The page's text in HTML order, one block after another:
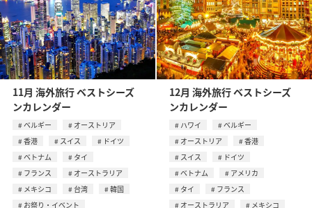
11月 海外旅行 ベストシーズ
ンカレンダー
ベルギー
オーストリア
香港
スイス
ドイツ
ベトナム
タイ
フランス
オーストラリア
メキシコ
台湾
韓国
お祭り・イベント
12月 海外旅行 ベストシーズ
ンカレンダー
ハワイ
ベルギー
オーストリア
香港
スイス
ドイツ
ベトナム
アメリカ
タイ
フランス
オーストラリア
メキシコ